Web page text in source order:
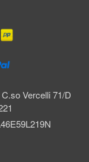
Vercelli 71/D